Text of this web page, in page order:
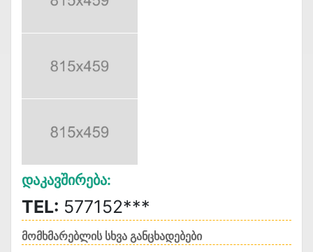
Დაკავშირება:
TEL: 577152***
მომხმარებლის სხვა განცხადებები